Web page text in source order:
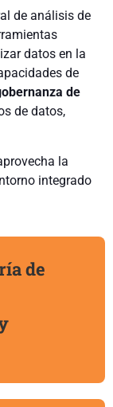
de análisis de
datos en la
de
de
de datos,
la
integrado
de